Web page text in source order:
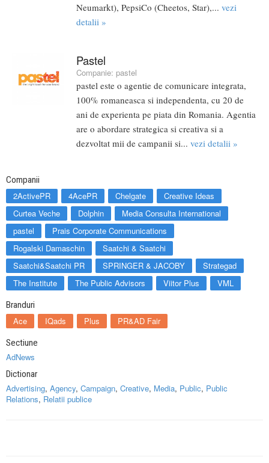
Neumarkt), PepsiCo (Cheetos, Star),... vezi
detalii »
Pastel
Companie: pastel
pastel este o agentie de comunicare integrata,
100% romaneasca si independenta, cu 20 de
ani de experienta pe piata din Romania. Agentia
are o abordare strategica si creativa si a
dezvoltat mii de campanii si... vezi detalii »
Companii
2ActivePR 4AcePR Chelgate
Creative Ideas
Curtea Veche
Dolphin
Media Consulta International
pastel
Prais Corporate Communications
Rogalski Damaschin
Saatchi & Saatchi
Saatchi&Saatchi PR
SPRINGER & JACOBY
Strategad
The Institute
The Public Advisors Viitor Plus VML
Branduri
Ace IQads Plus PR&AD Fair
Sectiune
AdNews
Dictionar
Advertising, Agency, Campaign, Creative, Media, Public, Public
Relations, Relatii publice